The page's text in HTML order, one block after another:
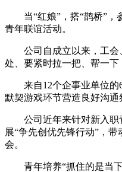
当“红娘”，搭“鹊桥”，
青年联谊活动。
公司自成立以来，工会、
处、要紧时拉一把、帮一
来自12个企事业单位的60
默契游戏环节营造良好沟通
公司近年来针对新入职青
展“争先创优先锋行动”，
会。
青年培养“抓住的是当下